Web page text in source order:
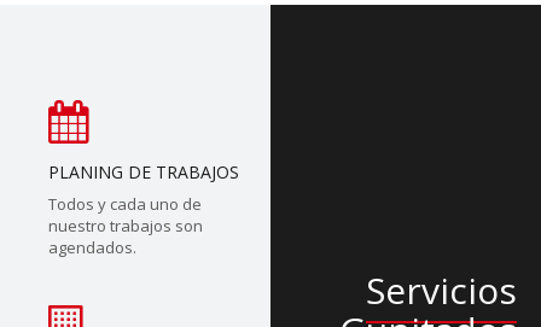
PLANING DE TRABAJOS
Todos y cada uno de
nuestro trabajos son
agendados.
Servicios